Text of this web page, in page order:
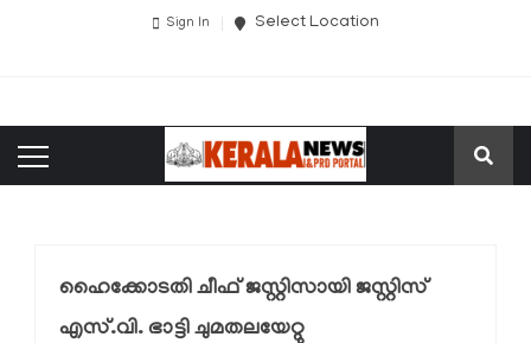
Sign In Select Location
ഹൈക്കോടതി ചീഫ് ജസ്റ്റിസായി ജസ്റ്റിസ്
എസ്.വി. ഭാട്ടി ചുമതലയേറ്റു